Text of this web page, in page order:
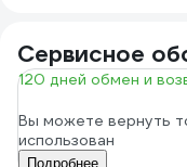
Сервисное
120 дней обмен и
Вы можете вернуть
использован
Подробнее